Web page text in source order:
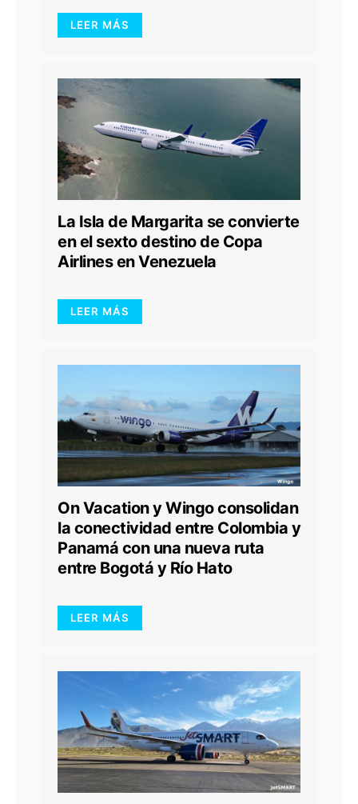
LEER MÁS
La Isla de Margarita se convierte
en el sexto destino de Copa
Airlines en Venezuela
LEER MÁS
On Vacation y Wingo consolidan
la conectividad entre Colombia y
Panamá con una nueva ruta
entre Bogotá y Río Hato
LEER MÁS